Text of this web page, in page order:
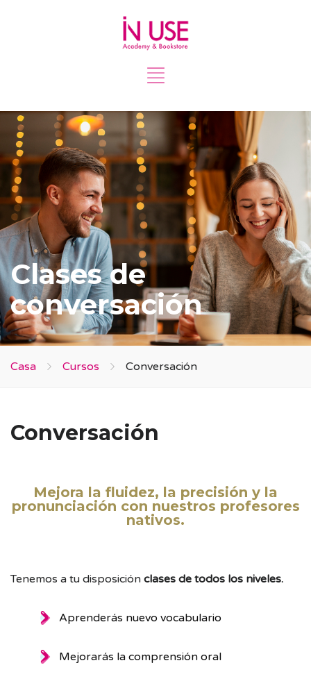
Clases de
conversación
Casa Cursos Conversación
Conversación
Mejora la fluidez, la precisión y la
pronunciación con nuestros profesores
nativos.
Tenemos a tu disposición clases de todos los niveles.
Aprenderás nuevo vocabulario
Mejorarás la comprensión oral